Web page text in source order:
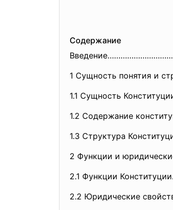
Содержание
1 Сущность понятия и
1.1 Сущность
1.2 Содержание
1.3 Структура
2 Функции и
2.1 Функции
2.2 Юридические